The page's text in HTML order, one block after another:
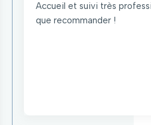
Accueil et suivi très
que recommander !